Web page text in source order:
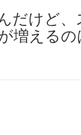
だけど
増える